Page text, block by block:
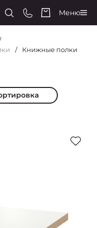
Меню
Книжные полки